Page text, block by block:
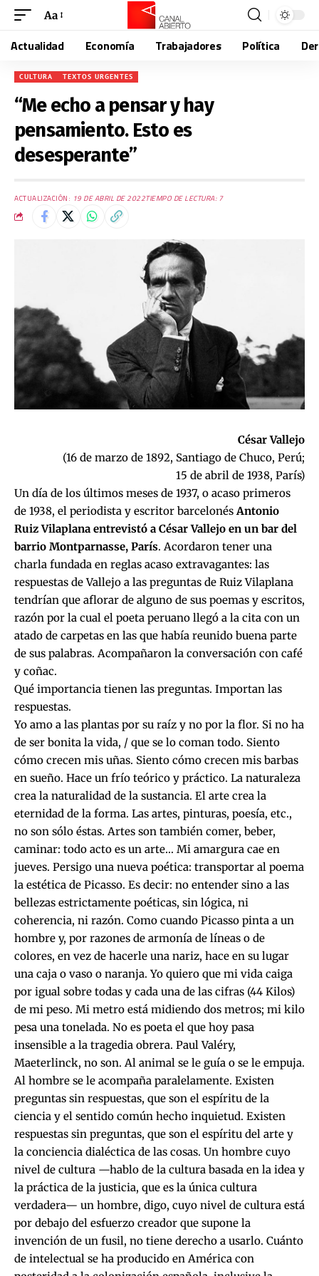
Aa
Actualidad Economía Trabajadores Política
CULTURA TEXTOS URGENTES
“Me echo a pensar y hay
pensamiento. Esto es
desesperante”
ACTUALIZACIÓN: 19 DE ABRIL DE 2022TIEMPO DE LECTURA: 7
César Vallejo
(16 de marzo de 1892, Santiago de Chuco, Perú;
15 de abril de 1938, París)
Un día de los últimos meses de 1937, o acaso primeros
de 1938, el periodista y escritor barcelonés Antonio
Ruiz Vilaplana entrevistó a César Vallejo en un bar del
barrio Montparnasse, París. Acordaron tener una
charla fundada en reglas acaso extravagantes: las
respuestas de Vallejo a las preguntas de Ruiz Vilaplana
tendrían que aflorar de alguno de sus poemas y escritos,
razón por la cual el poeta peruano llegó a la cita con un
atado de carpetas en las que había reunido buena parte
de sus palabras. Acompañaron la conversación con café
y coñac.
Qué importancia tienen las preguntas. Importan las
respuestas.
Yo amo a las plantas por su raíz y no por la flor. Si no ha
de ser bonita la vida, / que se lo coman todo. Siento
cómo crecen mis uñas. Siento cómo crecen mis barbas
en sueño. Hace un frío teórico y práctico. La naturaleza
crea la naturalidad de la sustancia. El arte crea la
eternidad de la forma. Las artes, pinturas, poesía, etc.,
no son sólo éstas. Artes son también comer, beber,
caminar: todo acto es un arte… Mi amargura cae en
jueves. Persigo una nueva poética: transportar al poema
la estética de Picasso. Es decir: no entender sino a las
bellezas estrictamente poéticas, sin lógica, ni
coherencia, ni razón. Como cuando Picasso pinta a un
hombre y, por razones de armonía de líneas o de
colores, en vez de hacerle una nariz, hace en su lugar
una caja o vaso o naranja. Yo quiero que mi vida caiga
por igual sobre todas y cada una de las cifras (44 Kilos)
de mi peso. Mi metro está midiendo dos metros; mi kilo
pesa una tonelada. No es poeta el que hoy pasa
insensible a la tragedia obrera. Paul Valéry,
Maeterlinck, no son. Al animal se le guía o se le empuja.
Al hombre se le acompaña paralelamente. Existen
preguntas sin respuestas, que son el espíritu de la
ciencia y el sentido común hecho inquietud. Existen
respuestas sin preguntas, que son el espíritu del arte y
la conciencia dialéctica de las cosas. Un hombre cuyo
nivel de cultura —hablo de la cultura basada en la idea y
la práctica de la justicia, que es la única cultura
verdadera— un hombre, digo, cuyo nivel de cultura está
por debajo del esfuerzo creador que supone la
invención de un fusil, no tiene derecho a usarlo. Cuánto
de intelectual se ha producido en América con